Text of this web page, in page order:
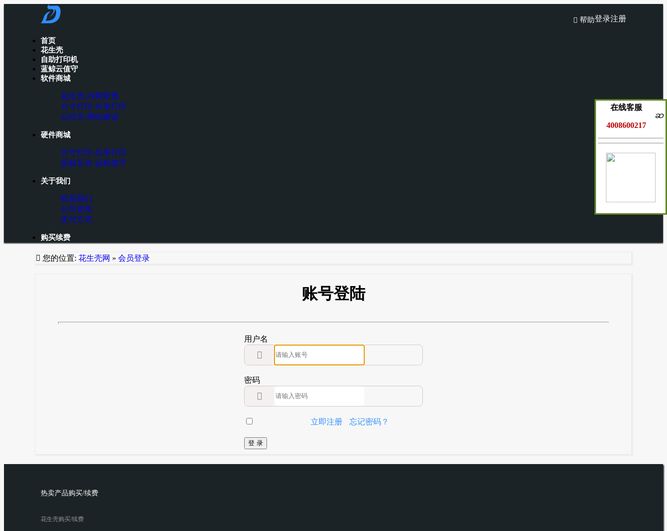
首页
花生壳
自助打印机
蓝鲸云值守
软件商城
花生壳·内网穿透
方寸打印·共享打印
云站宝·网站建设
硬件商城
方寸打印·共享打印
蓝鲸互动·远程值守
关于我们
联系我们
公司资质
支付方式
购买续费
 帮助登录注册
 您的位置: 花生壳网 » 会员登录
账号登陆
用户名

密码

立即注册 忘记密码？
热卖产品购买/续费
花生壳购买/续费
在线客服
ဆ
4008600217